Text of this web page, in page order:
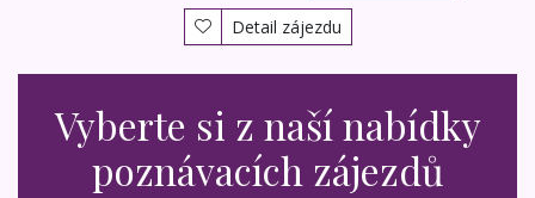
Detail zájezdu
Vyberte si z naší nabídky
poznávacích zájezdů